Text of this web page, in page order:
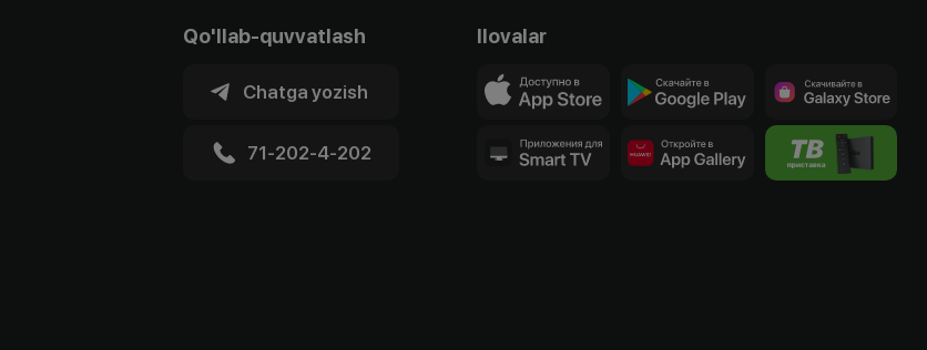
Qo'llab-quvvatlash
Chatga yozish
71-202-4-202
Ilovalar